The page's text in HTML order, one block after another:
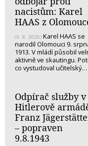
nacistům: Karel
HAAS z
(9. 8. 2026) Karel HAAS se
narodil Olomouci 9.
1913. V mládí působil
aktivně ve skautingu.
co vystudoval učitelský…
Odpírač služby v
Hitlerově
Franz
– popraven
9.8.1943